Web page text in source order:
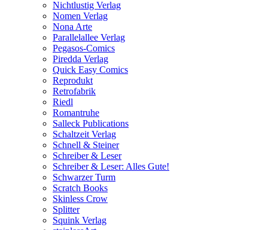
Nichtlustig Verlag
Nomen Verlag
Nona Arte
Parallelallee Verlag
Pegasos-Comics
Piredda Verlag
Quick Easy Comics
Reprodukt
Retrofabrik
Riedl
Romantruhe
Salleck Publications
Schaltzeit Verlag
Schnell & Steiner
Schreiber & Leser
Schreiber & Leser: Alles Gute!
Schwarzer Turm
Scratch Books
Skinless Crow
Splitter
Squink Verlag